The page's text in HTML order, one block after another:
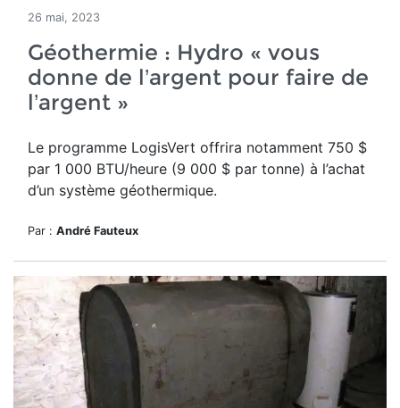
26 mai, 2023
Géothermie : Hydro « vous
donne de l’argent pour faire de
l’argent »
Le programme LogisVert offrira notamment 750 $
par 1 000 BTU/heure (9 000 $ par tonne) à l’achat
d’un système géothermique.
Par : André Fauteux